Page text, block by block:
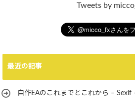
Tweets by
最近の記事
自作EAのこれまでとこれから –